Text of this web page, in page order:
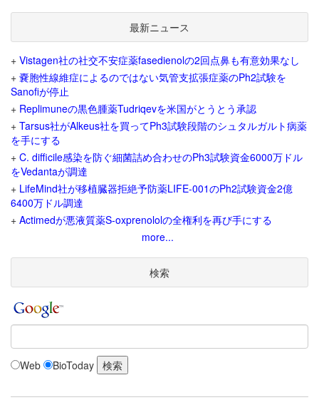
最新ニュース
+ Vistagen社の社交不安症薬fasedienolの2回点鼻も有意効果なし
+ 嚢胞性線維症によるのではない気管支拡張症薬のPh2試験を
Sanofiが停止
+ Replimuneの黒色腫薬Tudriqevを米国がとうとう承認
+ Tarsus社がAlkeus社を買ってPh3試験段階のシュタルガルト病薬
を手にする
+ C. difficile感染を防ぐ細菌詰め合わせのPh3試験資金6000万ドル
をVedantaが調達
+ LifeMind社が移植臓器拒絶予防薬LIFE-001のPh2試験資金2億
6400万ドル調達
+ Actimedが悪液質薬S-oxprenololの全権利を再び手にする
more...
検索
Web BioToday